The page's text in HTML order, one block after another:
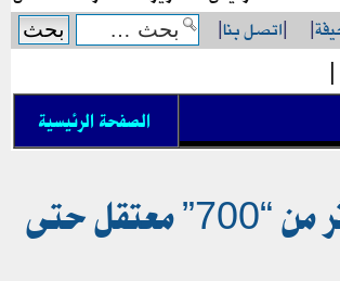
|
|اتصل بنا|
|
الصفحة الرئيسية
“تقنيات صينية” وصلت طهران.. جهاز “أمني” جديد وظيفته “إصطياد جواسيس ألموساد”: أكثر من “700” معتقل حتى